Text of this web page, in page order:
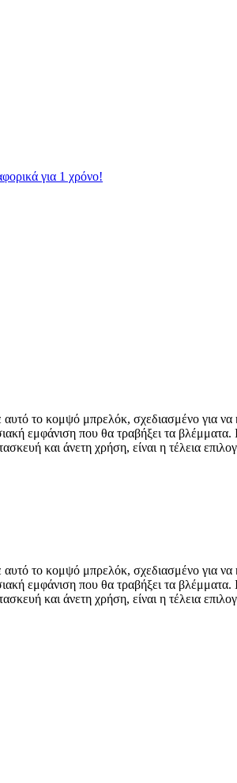
για 1 χρόνο!
αυτό το κομψό μπρελόκ, σχεδιασμένο για
εμφάνιση που θα τραβήξει τα βλέμματα.
και άνετη χρήση, είναι η τέλεια
αυτό το κομψό μπρελόκ, σχεδιασμένο για
εμφάνιση που θα τραβήξει τα βλέμματα.
και άνετη χρήση, είναι η τέλεια